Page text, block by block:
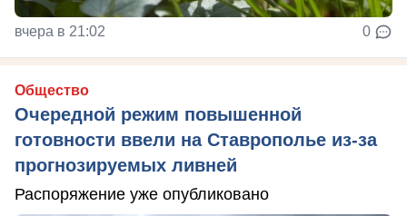
вчера в 21:02 0
Общество
Очередной режим повышенной
готовности ввели на Ставрополье из-за
прогнозируемых ливней
Распоряжение уже опубликовано